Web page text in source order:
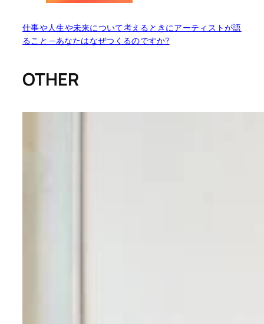
仕事や人生や未来について考えるときにアーティストが語
ること ─あなたはなぜつくるのですか?
OTHER